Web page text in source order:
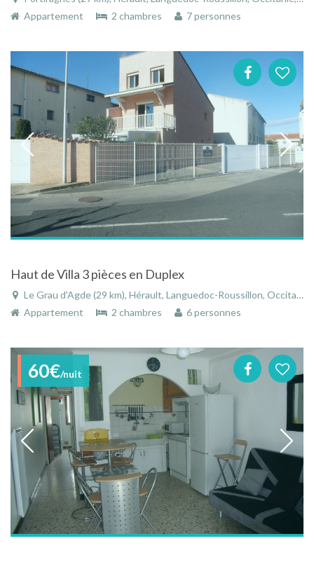
Appartement
2 chambres 7 personnes
Haut de Villa 3 pièces en Duplex
Le Grau d'Agde (29 km), Hérault, Languedoc-Roussillon, Occitanie, France
Appartement
2 chambres 6 personnes
60€/nuit